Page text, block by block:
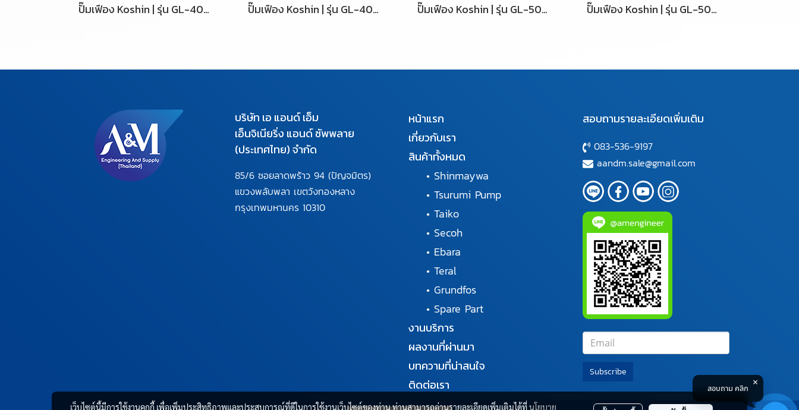
ปั๊มเฟือง Koshin | รุ่น GL-40-5 ปั๊มเฟือง Koshin | รุ่น GL-40-10 ปั๊มเฟือง Koshin | รุ่น GL-50-5 ปั๊มเฟือง Koshin | รุ่น GL-50-10
บริษัท เอ แอนด์ เอ็ม
เอ็นจิเนียริ่ง แอนด์ ซัพพลาย
(ประเทศไทย) จำกัด
85/6 ซอยลาดพร้าว 94 (ปัญจมิตร)
แขวงพลับพลา เขตวังทองหลาง
กรุงเทพมหานคร 10310
หน้าแรก
เกี่ยวกับเรา
สินค้าทั้งหมด
• Shinmaywa
• Tsurumi Pump
• Taiko
• Secoh
• Ebara
• Teral
• Grundfos
• Spare Part
งานบริการ
ผลงานที่ผ่านมา
บทความที่น่าสนใจ
ติดต่อเรา
สอบถามรายละเอียดเพิ่มเติม
083-536-9197
aandm.sale@gmail.com
Subscribe
เว็บไซต์นี้มีการใช้งานคุกกี้ เพื่อเพิ่มประสิทธิภาพและประสบการณ์ที่ดีในการใช้งานเว็บไซต์ของท่าน ท่านสามารถอ่านรายละเอียดเพิ่มเติมได้ที่นโยบาย
สอบถาม คลิก